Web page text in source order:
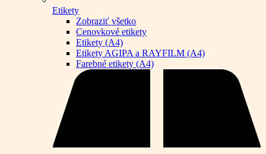
Etikety
Zobraziť všetko
Cenovkové etikety
Etikety (A4)
Etikety AGIPA a RAYFILM (A4)
Farebné etikety (A4)